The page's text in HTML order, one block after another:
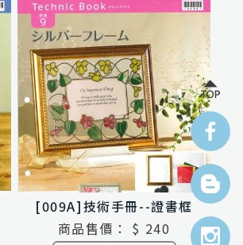
[009A]技術手冊--證書框
商品售價：
$ 240